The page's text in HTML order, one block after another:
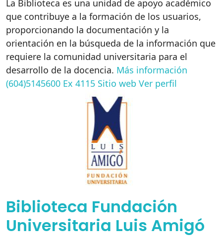
La Biblioteca es una unidad de apoyo académico
que contribuye a la formación de los usuarios,
proporcionando la documentación y la
orientación en la búsqueda de la información que
requiere la comunidad universitaria para el
desarrollo de la docencia. Más información
(604)5145600 Ex 4115 Sitio web Ver perfil
Biblioteca Fundación
Universitaria Luis Amigó